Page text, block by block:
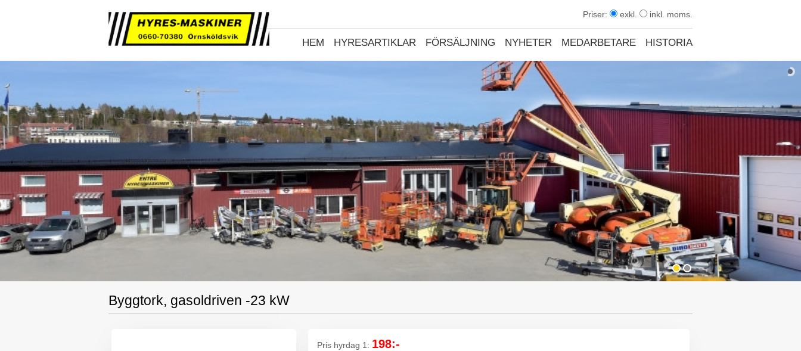
Priser: exkl. inkl. moms.
HEM HYRESARTIKLAR FÖRSÄLJNING NYHETER MEDARBETARE HISTORIA
Byggtork, gasoldriven -23 kW
Pris hyrdag 1: 198:-